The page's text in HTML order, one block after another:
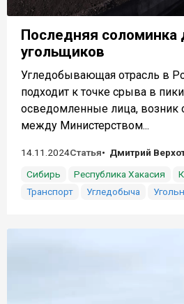
Последняя соломинка
угольщиков
Угледобывающая отрасль в
подходит к точке срыва в
осведомленные лица, возник
между Министерством...
14.11.2024Статья
Дмитрий
Сибирь
Республика Хакасия
Транспорт
Угледобыча